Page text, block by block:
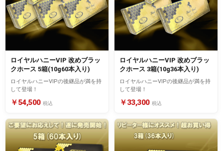
ロイヤルハニーVIP 改めブラッ
クホース 5箱(10g60本入り)
ロイヤルハニーVIPの後継品が満を持
して登場！
￥54,500 税込
ロイヤルハニーVIP 改めブラッ
クホース 3箱(10g36本入り)
ロイヤルハニーVIPの後継品が満を持
して登場！
￥33,300 税込